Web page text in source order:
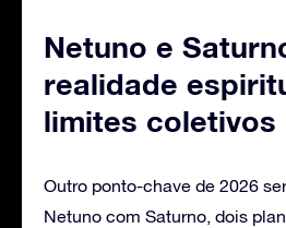
Netuno e
realidade
limites coletivos
Outro ponto-chave de 2026
Netuno com Saturno, dois